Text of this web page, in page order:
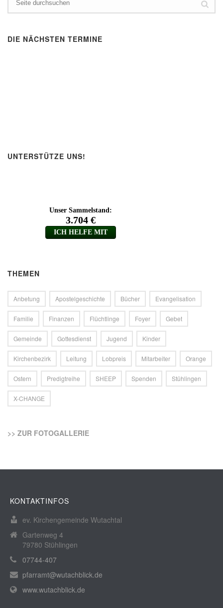
DIE NÄCHSTEN TERMINE
UNTERSTÜTZE UNS!
THEMEN
Anbetung Apostelgeschichte Bücher Evangelisation
Familie Finanzen Flüchtlinge Foyer Gebet
Gemeinde Gottesdienst Jugend Kinder
Kirchenbezirk Leitung Lobpreis Mitarbeiter Orange
Ostern Predigtreihe SHEEP Spenden Stühlingen
X-CHANGE
>> ZUR FOTOGALLERIE
KONTAKTINFOS
ev. Kirchengemeinde Wutachtal
Gartenweg 4
79780 Stühlingen
07744-407
pfarramt@wutachblick.de
www.wutachblick.de